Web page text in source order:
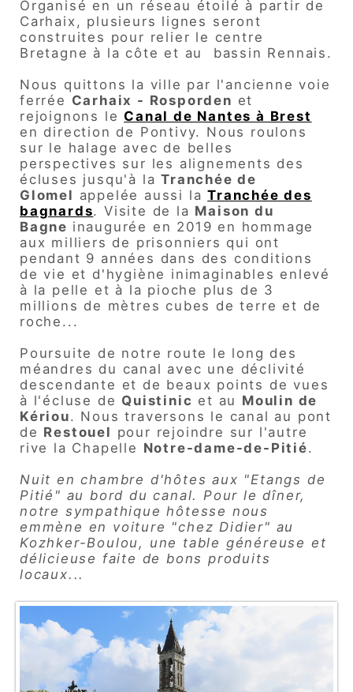
Organisé en un réseau étoilé à partir de
Carhaix, plusieurs lignes seront
construites pour relier le centre
Bretagne à la côte et au bassin Rennais.
Nous quittons la ville par l'ancienne voie
ferrée Carhaix - Rosporden et
rejoignons le Canal de Nantes à Brest
en direction de Pontivy. Nous roulons
sur le halage avec de belles
perspectives sur les alignements des
écluses jusqu'à laTranchée de
Glomel appelée aussi laTranchée des
bagnards.Visite de la Maison du
Bagne inaugurée en 2019 en hommage
aux milliers de prisonniers qui ont
pendant 9 années dans des conditions
de vie et d'hygiène inimaginables enlevé
à la pelle et à la pioche plus de 3
millions de mètres cubes de terre et de
roche...
Poursuite de notre route le long des
méandres du canal avec une déclivité
descendante et de beaux points de vues
à l'écluse de Quistinic et au Moulin de
Kériou. Nous traversons le canal au pont
de Restouel pour rejoindre sur l'autre
rive la Chapelle Notre-dame-de-Pitié.
Nuit en chambre d'hôtes aux "Etangs de
Pitié" au bord du canal. Pour le dîner,
notre sympathique hôtesse nous
emmène en voiture "chez Didier" au
Kozhker-Boulou, une table généreuse et
délicieuse faite de bons produits
locaux...